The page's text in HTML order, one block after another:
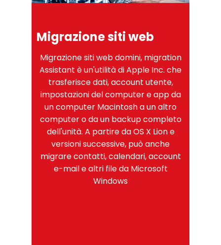
Migrazione siti web
Migrazione siti web domini, migration
Assistant è un'utilità di Apple Inc. che
trasferisce dati, account utente,
impostazioni del computer e app da
un computer Macintosh a un altro
computer o da un backup completo
dell'unità. A partire da OS X Lion e
versioni successive, può anche
migrare contatti, calendari, account
e-mail e altri file da Microsoft
Windows